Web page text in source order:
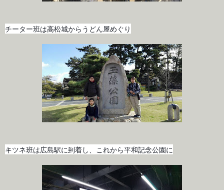
チーター班は高松城からうどん屋めぐり
キツネ班は広島駅に到着し、これから平和記念公園に